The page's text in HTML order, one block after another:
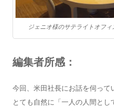
ジェニオ様のサテライトオフ
編集者所感：
今回、米田社長にお話を伺って
とても自然に「一人の人間とし